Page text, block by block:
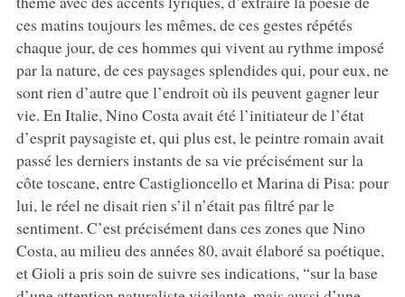
ces matins toujours les mêmes, de ces gestes répétés
chaque jour, de ces hommes qui vivent au rythme imposé
par la nature, de ces paysages splendides qui, pour eux, ne
sont rien d’autre que l’endroit où ils peuvent gagner leur
vie. En Italie, Nino Costa avait été l’initiateur de l’état
d’esprit paysagiste et, qui plus est, le peintre romain avait
passé les derniers instants de sa vie précisément sur la
côte toscane, entre Castiglioncello et Marina di Pisa: pour
lui, le réel ne disait rien s’il n’était pas filtré par le
sentiment. C’est précisément dans ces zones que Nino
Costa, au milieu des années 80, avait élaboré sa poétique,
et Gioli a pris soin de suivre ses indications, “sur la base